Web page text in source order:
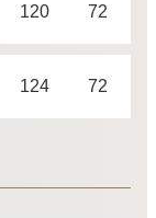
120 72
124 72